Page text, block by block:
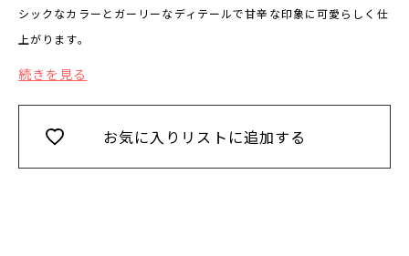
シックなカラーとガーリーなディテールで甘辛な印象に可愛らしく仕
上がります。
続きを見る
お気に入りリストに追加する